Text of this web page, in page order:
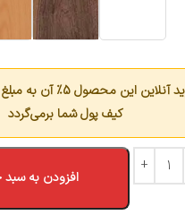
این محصول 5٪ آن به مبلغ
کیف پول شما برمی‌گردد
افزودن به سبد